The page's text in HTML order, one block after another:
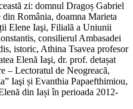
zi: domnul Dragoș Gabriel
România, doamna Marieta
Elene Iaşi, Filială a Uniunii
consilierul Ambasadei
istoric, Athina Tsavea profesor
Elenă Iaşi, dr. prof. detașat
– Lectoratul de Neogreacă,
Iaşi și Evanthia Papaefthimiou,
din Iași în perioada 2012-